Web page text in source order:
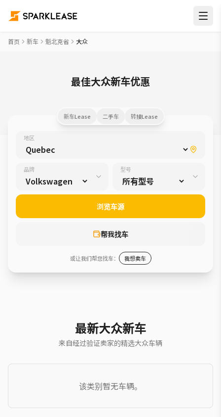
首页 新车 魁北克省 大众
最佳大众新车优惠
新车Lease 二手车 转接Lease
地区
品牌 型号
帮我找车
浏览车源
或让我们帮您找车： 我想卖车
最新大众新车
来自经过验证卖家的精选大众车辆
该类别暂无车辆。